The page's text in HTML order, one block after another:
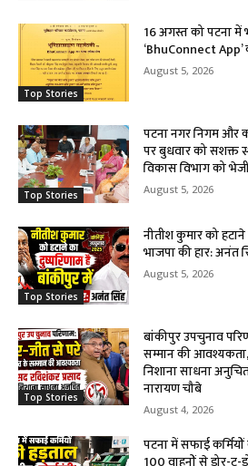
Top Stories
16 अगस्त को पटना में
‘BhuConnect App’
August 5, 2026
Top Stories
पटना नगर निगम और
पर बुधवार को सशक्त
विकास विभाग को
August 5, 2026
Top Stories
नीतीश कुमार को
भाजपा की हार: अनंत
August 5, 2026
Top Stories
बांकीपुर उपचुनाव
सम्मान की
निशाना साधना
नारायण चौबे
August 4, 2026
पटना में सफाई
100 वाहनों से डोर-टू-